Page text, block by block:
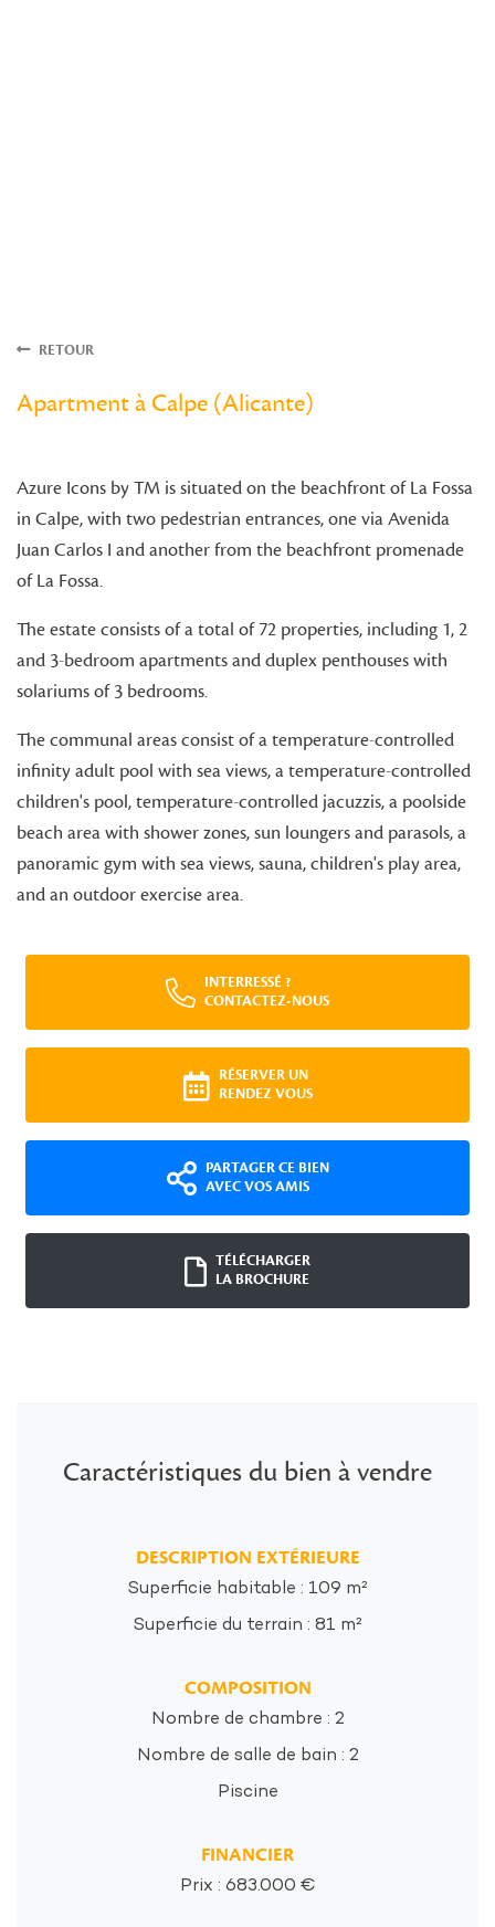
RETOUR
Apartment à Calpe (Alicante)
Azure Icons by TM is situated on the beachfront of La Fossa
in Calpe, with two pedestrian entrances, one via Avenida
Juan Carlos I and another from the beachfront promenade
of La Fossa.
The estate consists of a total of 72 properties, including 1, 2
and 3-bedroom apartments and duplex penthouses with
solariums of 3 bedrooms.
The communal areas consist of a temperature-controlled
infinity adult pool with sea views, a temperature-controlled
children's pool, temperature-controlled jacuzzis, a poolside
beach area with shower zones, sun loungers and parasols, a
panoramic gym with sea views, sauna, children's play area,
and an outdoor exercise area.
INTERRESSÉ ?
CONTACTEZ-NOUS
RÉSERVER UN
RENDEZ VOUS
PARTAGER CE BIEN
AVEC VOS AMIS
TÉLÉCHARGER
LA BROCHURE
Caractéristiques du bien à vendre
DESCRIPTION EXTÉRIEURE
Superficie habitable : 109 m²
Superficie du terrain : 81 m²
COMPOSITION
Nombre de chambre : 2
Nombre de salle de bain : 2
Piscine
FINANCIER
Prix : 683.000 €